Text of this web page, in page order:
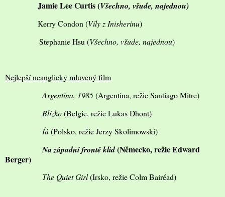
Jamie Lee Curtis (Všechno, všude, najednou)
Kerry Condon (Víly z Inisherinu)
Stephanie Hsu (Všechno, všude, najednou)
Nejlepší neanglicky mluvený film
Argentina, 1985(Argentina, režie Santiago Mitre)
Blízko(Belgie, režie Lukas Dhont)
Íá(Polsko, režie Jerzy Skolimowski)
Na západní frontě klid(Německo, režie Edward
Berger)
The Quiet Girl(Irsko, režie Colm Bairéad)